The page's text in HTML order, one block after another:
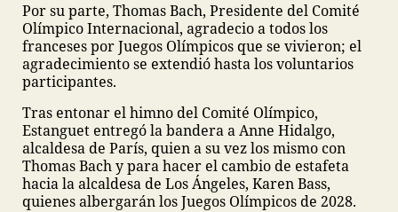
Por su parte, Thomas Bach, Presidente del Comité
Olímpico Internacional, agradecio a todos los
franceses por Juegos Olímpicos que se vivieron; el
agradecimiento se extendió hasta los voluntarios
participantes.
Tras entonar el himno del Comité Olímpico,
Estanguet entregó la bandera a Anne Hidalgo,
alcaldesa de París, quien a su vez los mismo con
Thomas Bach y para hacer el cambio de estafeta
hacia la alcaldesa de Los Ángeles, Karen Bass,
quienes albergarán los Juegos Olímpicos de 2028.